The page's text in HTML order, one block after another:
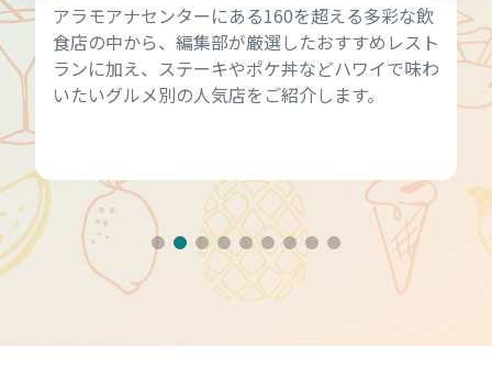
アラモアナセンターにある160を超える多彩な飲
食店の中から、編集部が厳選したおすすめレスト
ランに加え、ステーキやポケ丼などハワイで味わ
いたいグルメ別の人気店をご紹介します。